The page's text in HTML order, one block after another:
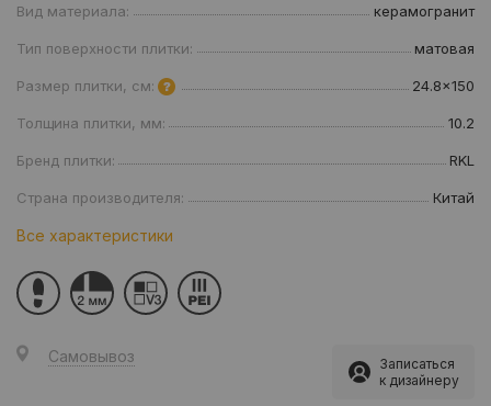
Вид материала: керамогранит
Тип поверхности плитки: матовая
Размер плитки, см: 24.8x150
Толщина плитки, мм: 10.2
Бренд плитки: RKL
Страна производителя: Китай
Все характеристики
Самовывоз
Записаться
к дизайнеру